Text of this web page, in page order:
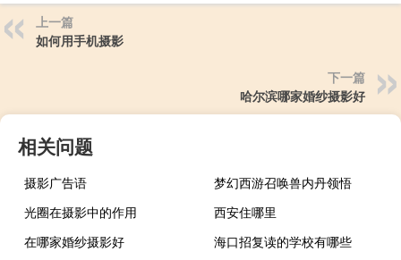
上一篇
如何用手机摄影
下一篇
哈尔滨哪家婚纱摄影好
相关问题
摄影广告语
梦幻西游召唤兽内丹领悟
光圈在摄影中的作用
西安住哪里
在哪家婚纱摄影好
海口招复读的学校有哪些